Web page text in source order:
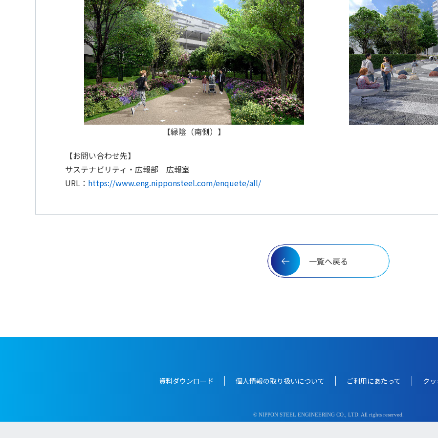
【緑陰（南側）】
【お問い合わせ先】
サステナビリティ・広報部 広報室
URL： https://www.eng.nipponsteel.com/enquete/all/
一覧へ戻る
資料ダウンロード 個人情報の取り扱いについて ご利用にあたって ク
© NIPPON STEEL ENGINEERING CO., LTD. All rights reserved.